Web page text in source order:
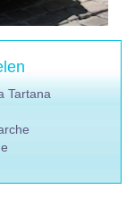
Tartana